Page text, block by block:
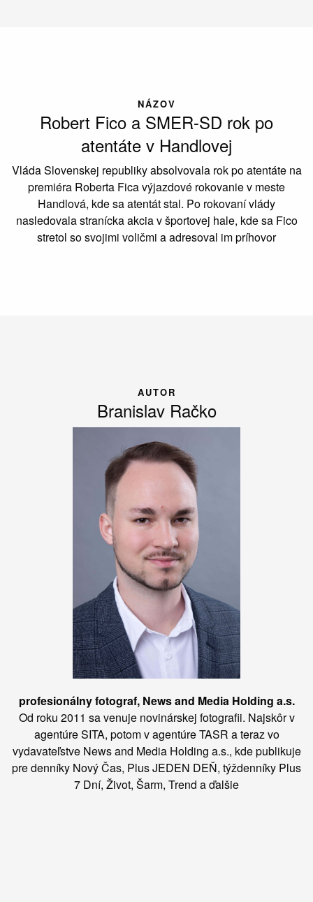
NÁZOV
Robert Fico a SMER-SD rok po
atentáte v Handlovej
Vláda Slovenskej republiky absolvovala rok po atentáte na
premiéra Roberta Fica výjazdové rokovanie v meste
Handlová, kde sa atentát stal. Po rokovaní vlády
nasledovala stranícka akcia v športovej hale, kde sa Fico
stretol so svojimi voličmi a adresoval im príhovor
AUTOR
Branislav Račko
profesionálny fotograf, News and Media Holding a.s.
Od roku 2011 sa venuje novinárskej fotografii. Najskôr v
agentúre SITA, potom v agentúre TASR a teraz vo
vydavateľstve News and Media Holding a.s., kde publikuje
pre denníky Nový Čas, Plus JEDEN DEŇ, týždenníky Plus
7 Dní, Život, Šarm, Trend a ďalšie